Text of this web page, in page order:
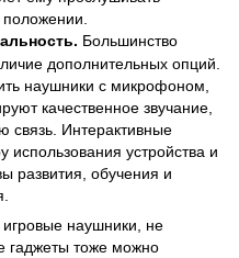
Большинство
дополнительных опций.
наушники с микрофоном,
качественное звучание,
связь. Интерактивные
устройства и
развития, обучения и
игровые наушники, не
гаджеты тоже можно